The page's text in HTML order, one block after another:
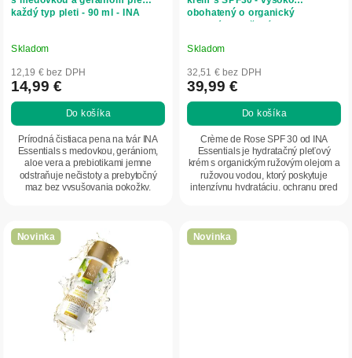
k
o
v
každý typ pleti - 90 ml - INA
Skladom
12,19 € bez DPH
14,99 €
Do košíka
Prírodná čistiaca pena na tvár INA
Essentials s medovkou, gerániom,
aloe vera a prebiotikami jemne
odstraňuje nečistoty a prebytočný
maz bez vysušovania pokožky.
obohatený o organický
esenciálny ružový olej - 50 ml -
Skladom
32,51 € bez DPH
39,99 €
Do košíka
Crème de Rose SPF 30 od INA
Essentials je hydratačný pleťový
krém s organickým ružovým olejom a
ružovou vodou, ktorý poskytuje
intenzívnu hydratáciu, ochranu pred
Novinka Novinka